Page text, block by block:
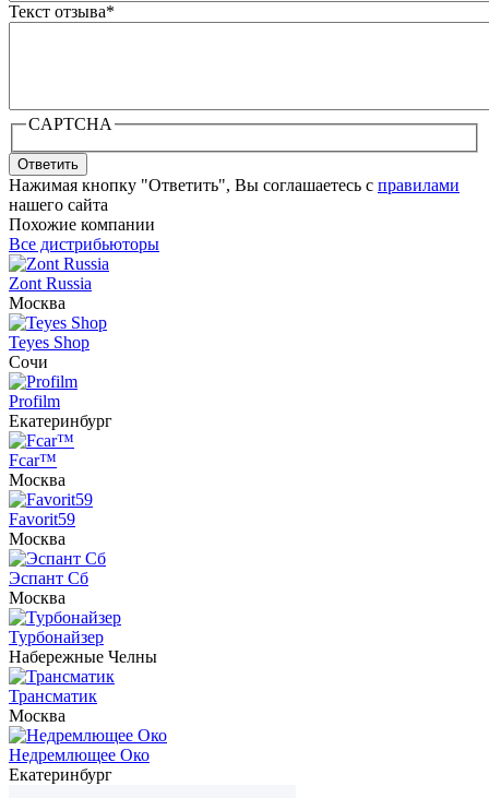
Текст отзыва*
CAPTCHA
Ответить
Нажимая кнопку "Ответить", Вы соглашаетесь с правилами
нашего сайта
Похожие компании
Все дистрибьюторы
Zont Russia
Москва
Teyes Shop
Сочи
Profilm
Екатеринбург
Fcar™
Москва
Favorit59
Москва
Эспант Сб
Москва
Турбонайзер
Набережные Челны
Трансматик
Москва
Недремлющее Око
Екатеринбург